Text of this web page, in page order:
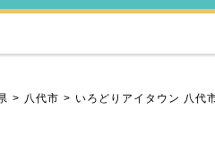
八代市 いろどりアイタウン 八代